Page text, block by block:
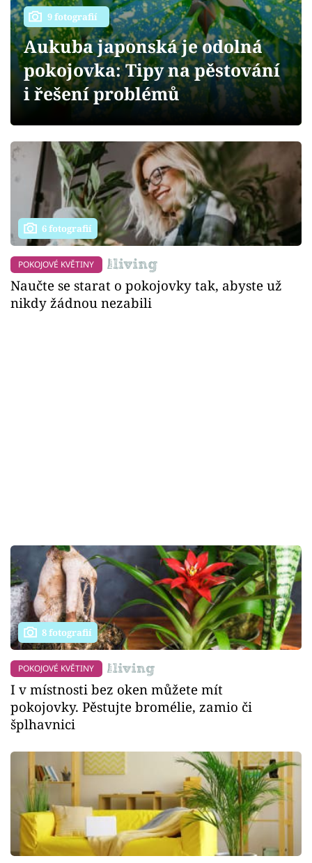
Přihlášení
Sledujte nás
9 fotografií
Aukuba japonská je odolná
pokojovka: Tipy na pěstování
i řešení problémů
6 fotografií
POKOJOVÉ KVĚTINY
Naučte se starat o pokojovky tak, abyste už
nikdy žádnou nezabili
8 fotografií
POKOJOVÉ KVĚTINY
I v místnosti bez oken můžete mít
pokojovky. Pěstujte bromélie, zamio či
šplhavnici